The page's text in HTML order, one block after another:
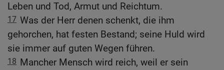
Leben und Tod, Armut und Reichtum.
17 Was der Herr denen schenkt, die ihm
gehorchen, hat festen Bestand; seine Huld wird
sie immer auf guten Wegen führen.
18 Mancher Mensch wird reich, weil er sein